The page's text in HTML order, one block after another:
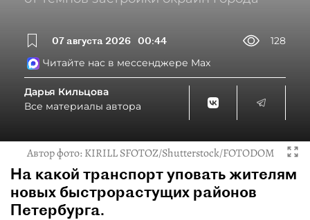
07 августа 2026 00:44
128
Читайте нас в мессенджере Max
Дарья Кильцова
Все материалы автора
Автор фото:KIRILL SFOTOZ/Shutterstock/FOTODOM
На какой транспорт уповать жителям
новых быстрорастущих районов
Петербурга.